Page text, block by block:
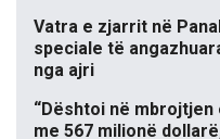
Vatra e zjarrit në
speciale të
nga ajri
“Dështoi në
me 567 milionë